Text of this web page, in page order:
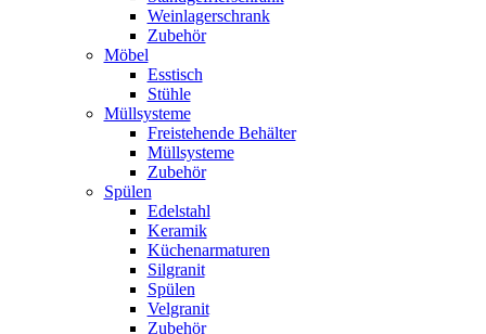
Weinlagerschrank
Zubehör
Möbel
Esstisch
Stühle
Müllsysteme
Freistehende Behälter
Müllsysteme
Zubehör
Spülen
Edelstahl
Keramik
Küchenarmaturen
Silgranit
Spülen
Velgranit
Zubehör